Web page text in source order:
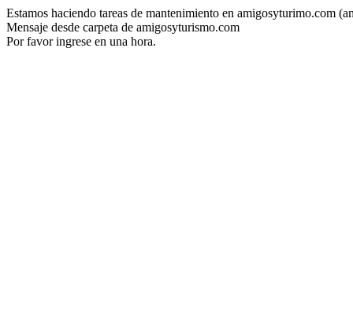
Estamos haciendo tareas de mantenimiento en amigosyturimo.com
Mensaje desde carpeta de amigosyturismo.com
Por favor ingrese en una hora.